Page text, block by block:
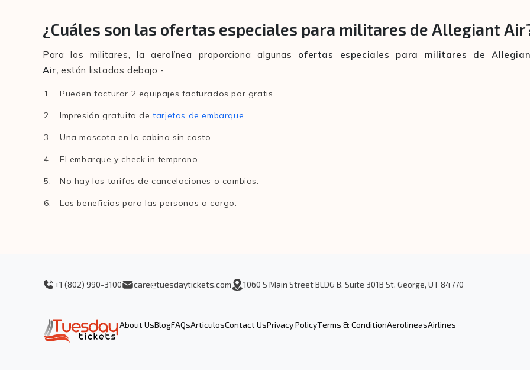
¿Cuáles son las ofertas especiales para militares de Allegiant
Para los militares, la aerolínea proporciona algunas ofertas especiales para militares de
Air,están listadas debajo -
Pueden facturar 2 equipajes facturados por gratis.
Impresión gratuita detarjetas de embarque.
Una mascota en la cabina sin costo.
El embarque y check in temprano.
No hay las tarifas de cancelaciones o cambios.
Los beneficios para las personas a cargo.
+1 (802) 990-3100 care@tuesdaytickets.com 1060 S Main Street BLDG B, Suite 301B St. George, UT 84770
About UsBlogFAQsArticulosContact UsPrivacy PolicyTerms & ConditionAerolineasAirlines